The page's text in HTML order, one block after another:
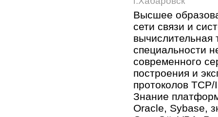
Высшее
сети связи и
вычислительная
специальности
современного
построения и
протоколов
Знание
Oracle, Sybase,